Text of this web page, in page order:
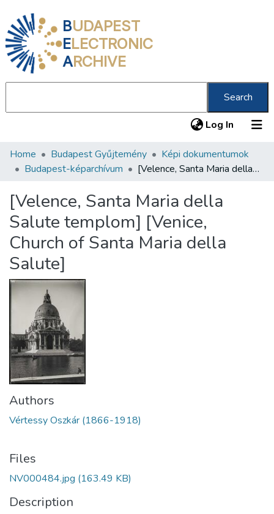
BUDAPEST
ELECTRONIC
ARCHIVE
Search
Log In (current)
Communities & Collections
Statistics
About us
Home Budapest Gyűjtemény
Képi dokumentumok
Budapest-képarchívum
[Velence, Santa Maria della Salute templom] [Venice, Church of Santa Maria della Salute]
[Velence, Santa Maria della
Salute templom] [Venice,
Church of Santa Maria della
Salute]
Authors
Vértessy Oszkár (1866-1918)
Files
NV000484.jpg (163.49 KB)
Description